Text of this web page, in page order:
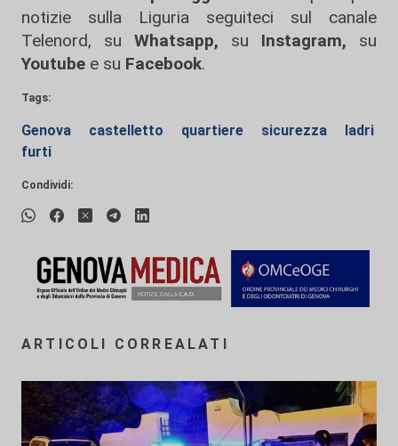
notizie sulla Liguria seguiteci sul canale
Telenord, su
Whatsapp, su Instagram, su
Youtube e su Facebook.
Tags:
Genova castelletto quartiere sicurezza
ladri
furti
Condividi:
ARTICOLI CORREALATI